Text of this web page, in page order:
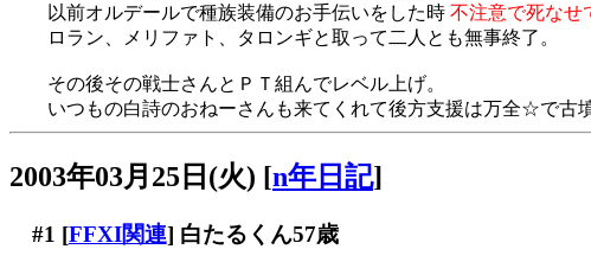
以前オルデールで種族装備のお手伝いをした時 不注意で死なせ
ロラン、メリファト、タロンギと取って二人とも無事終了。
その後その戦士さんとＰＴ組んでレベル上げ。
いつもの白詩のおねーさんも来てくれて後方支援は万全☆で古
2003年03月25日(火) [n年日記]
#1 [FFXI関連] 白たるくん57歳